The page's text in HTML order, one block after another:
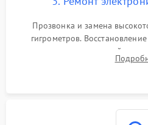
Прозвонка и замена
гигрометров.
управления, отвечающей за
Проверка систем защиты от